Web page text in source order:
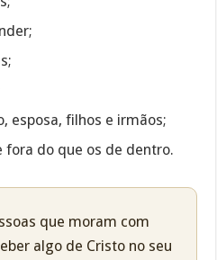
esposa, filhos e irmãos;
do que os de dentro.
que moram com
algo de Cristo no seu